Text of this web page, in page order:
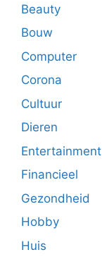
Beauty
Bouw
Computer
Corona
Cultuur
Dieren
Entertainment
Financieel
Gezondheid
Hobby
Huis